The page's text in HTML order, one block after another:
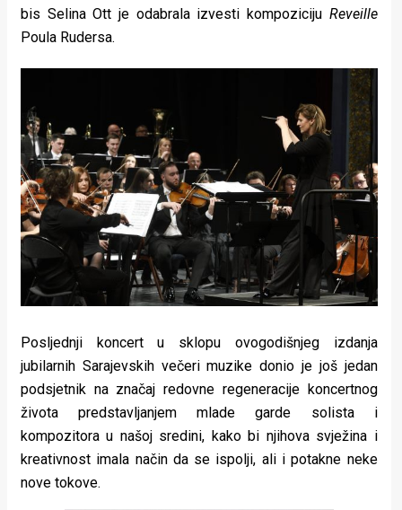
bis Selina Ott je odabrala izvesti kompoziciju Reveille
Poula Rudersa.
Posljednji koncert u sklopu ovogodišnjeg izdanja
jubilarnih Sarajevskih večeri muzike donio je još jedan
podsjetnik na značaj redovne regeneracije koncertnog
života predstavljanjem mlade garde solista i
kompozitora u našoj sredini, kako bi njihova svježina i
kreativnost imala način da se ispolji, ali i potakne neke
nove tokove.